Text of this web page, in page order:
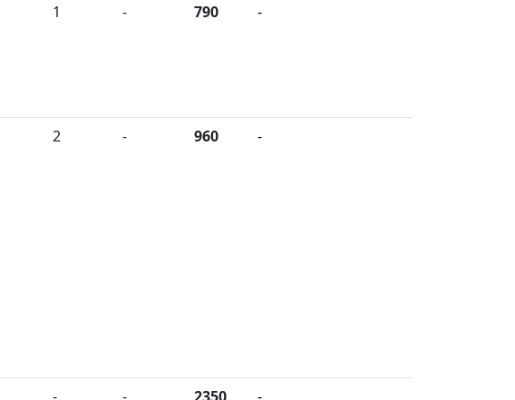
1 - 790 -
2 - 960 -